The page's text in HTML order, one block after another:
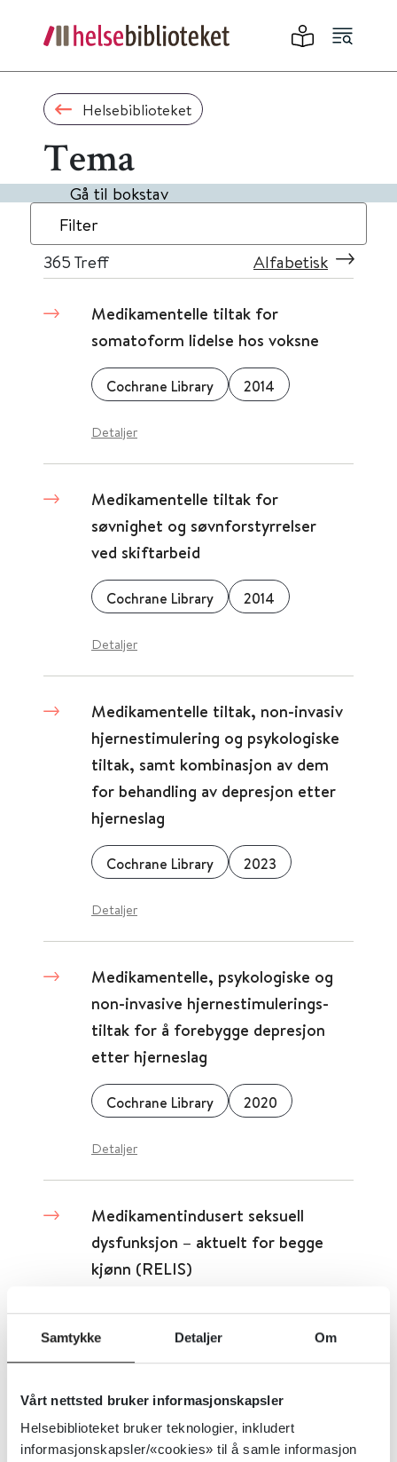
Samtykke Detaljer Om
Vårt nettsted bruker informasjonskapsler
Helsebiblioteket bruker teknologier, inkludert
informasjonskapsler/«cookies» til å samle informasjon
Helsebiblioteket
Tema
Gå til bokstav
Filter
365 Treff Alfabetisk
Medikamentelle tiltak for
somatoform lidelse hos voksne
Cochrane Library 2014
Detaljer
Medikamentelle tiltak for
søvnighet og søvnforstyrrelser
ved skiftarbeid
Cochrane Library 2014
Detaljer
Medikamentelle tiltak, non-invasiv
hjernestimulering og psykologiske
tiltak, samt kombinasjon av dem
for behandling av depresjon etter
hjerneslag
Cochrane Library 2023
Detaljer
Medikamentelle, psykologiske og
non-invasive hjernestimulerings-
tiltak for å forebygge depresjon
etter hjerneslag
Cochrane Library 2020
Detaljer
Medikamentindusert seksuell
dysfunksjon – aktuelt for begge
kjønn (RELIS)
RELIS – regionale legemiddelinformasjonssentre 2023
– når medisinen forverrer
hodepinen